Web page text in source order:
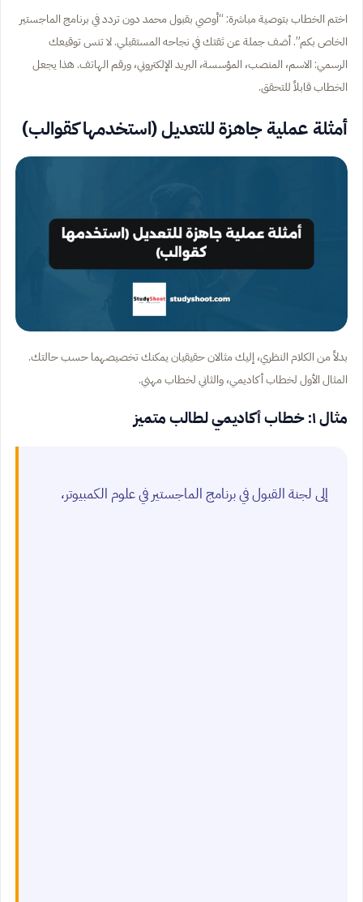
اختم الخطاب بتوصية مباشرة: “أوصي بقبول محمد دون تردد في برنامج الماجستير
الخاص بكم”. أضف جملة عن ثقتك في نجاحه المستقبلي. لا تنس توقيعك
الرسمي: الاسم، المنصب، المؤسسة، البريد الإلكتروني، ورقم الهاتف. هذا يجعل
الخطاب قابلاً للتحقق.
أمثلة عملية جاهزة للتعديل (استخدمها كقوالب)
بدلاً من الكلام النظري، إليك مثالان حقيقيان يمكنك تخصيصهما حسب حالتك.
المثال الأول لخطاب أكاديمي، والثاني لخطاب مهني.
مثال ١: خطاب أكاديمي لطالب متميز
إلى لجنة القبول في برنامج الماجستير في علوم الكمبيوتر،